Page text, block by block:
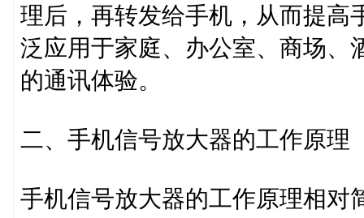
理后，再转发给手机，从而提高
泛应用于家庭、办公室、商场、
的通讯体验。
二、手机信号放大器的工作原理
手机信号放大器的工作原理相对